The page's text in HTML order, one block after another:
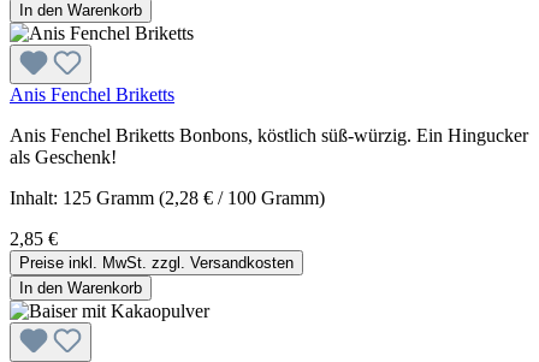
In den Warenkorb
Anis Fenchel Briketts
Anis Fenchel Briketts Bonbons, köstlich süß-würzig. Ein Hingucker
als Geschenk!
Inhalt: 125 Gramm (2,28 € / 100 Gramm)
2,85 €
Preise inkl. MwSt. zzgl. Versandkosten
In den Warenkorb